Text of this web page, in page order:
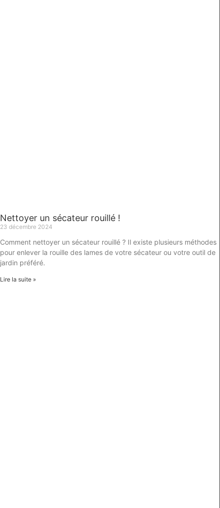
Nettoyer un sécateur rouillé !
23 décembre 2024
Comment nettoyer un sécateur rouillé ? Il existe plusieurs méthodes
pour enlever la rouille des lames de votre sécateur ou votre outil de
jardin préféré.
Lire la suite »